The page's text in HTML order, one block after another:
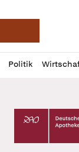
Politik
Profil
öffnen
Daz
Pur
Deutscher